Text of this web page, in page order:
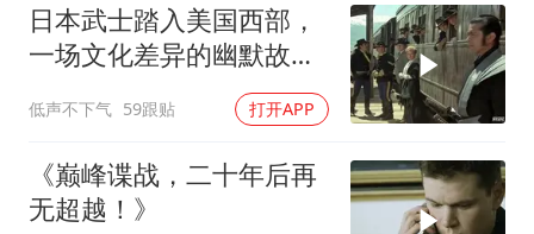
老挝国会主席赛宋蓬逝世
茅台部分直营店飞天茅台提价
白海豚将正面袭击贯穿浙江
酒店回应车内过夜被收150元
乐享全民健身 共筑健康中国
日本武士踏入美国西部，
一场文化差异的幽默故事
低声不下气 59跟贴 打开APP
《巅峰谍战，二十年后再
无超越！》